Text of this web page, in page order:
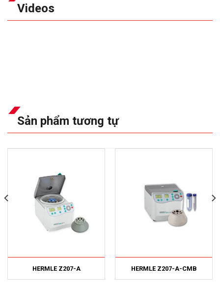
Videos
Sản phẩm tương tự
HERMLE Z207-A HERMLE Z207-A-CMB